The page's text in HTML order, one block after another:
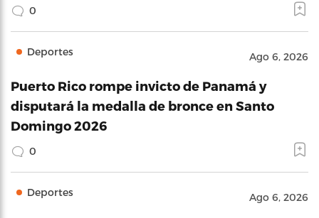
0
Deportes Ago 6, 2026
Puerto Rico rompe invicto de Panamá y
disputará la medalla de bronce en Santo
Domingo 2026
0
Deportes Ago 6, 2026